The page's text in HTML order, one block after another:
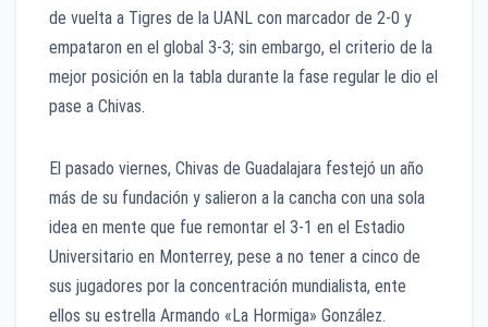
de vuelta a Tigres de la UANL con marcador de 2-0 y
empataron en el global 3-3; sin embargo, el criterio de la
mejor posición en la tabla durante la fase regular le dio el
pase a Chivas.
El pasado viernes, Chivas de Guadalajara festejó un año
más de su fundación y salieron a la cancha con una sola
idea en mente que fue remontar el 3-1 en el Estadio
Universitario en Monterrey, pese a no tener a cinco de
sus jugadores por la concentración mundialista, ente
ellos su estrella Armando «La Hormiga» González.